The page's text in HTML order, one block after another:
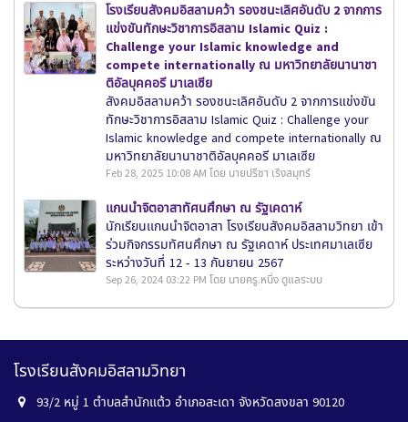
โรงเรียนสังคมอิสลามคว้า รองชนะเลิศอันดับ 2 จากการ
แข่งขันทักษะวิชาการอิสลาม Islamic Quiz :
Challenge your Islamic knowledge and
compete internationally ณ มหาวิทยาลัยนานาชา
ติอัลบุคคอรี มาเลเซีย
สังคมอิสลามคว้า รองชนะเลิศอันดับ 2 จากการแข่งขัน
ทักษะวิชาการอิสลาม Islamic Quiz : Challenge your
Islamic knowledge and compete internationally ณ
มหาวิทยาลัยนานาชาติอัลบุคคอรี มาเลเซีย
Feb 28, 2025 10:08 AM โดย นายปรีชา เริงสมุทร์
เเกนนำจิตอาสาทัศนศึกษา ณ รัฐเคดาห์
นักเรียนเเกนนำจิตอาสา โรงเรียนสังคมอิสลามวิทยา เข้า
ร่วมกิจกรรมทัศนศึกษา ณ รัฐเคดาห์ ประเทศมาเลเซีย
ระหว่างวันที่ 12 - 13 กันยายน 2567
Sep 26, 2024 03:22 PM โดย นายครู.หนึ่ง ดูแลระบบ
โรงเรียนสังคมอิสลามวิทยา
93/2 หมู่ 1 ตำบลสำนักแต้ว อำเภอสะเดา จังหวัดสงขลา 90120